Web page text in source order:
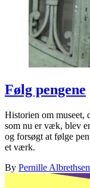
Følg pengene
Historien om museet,
som nu er væk, blev
og forsøgt at følge
et værk.
By Pernille Albrethsen